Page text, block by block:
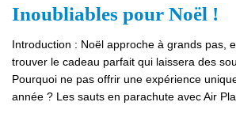
Inoubliables pour Noël !
Introduction : Noël approche à grands pas,
trouver le cadeau parfait qui laissera des
Pourquoi ne pas offrir une expérience
année ? Les sauts en parachute avec Air